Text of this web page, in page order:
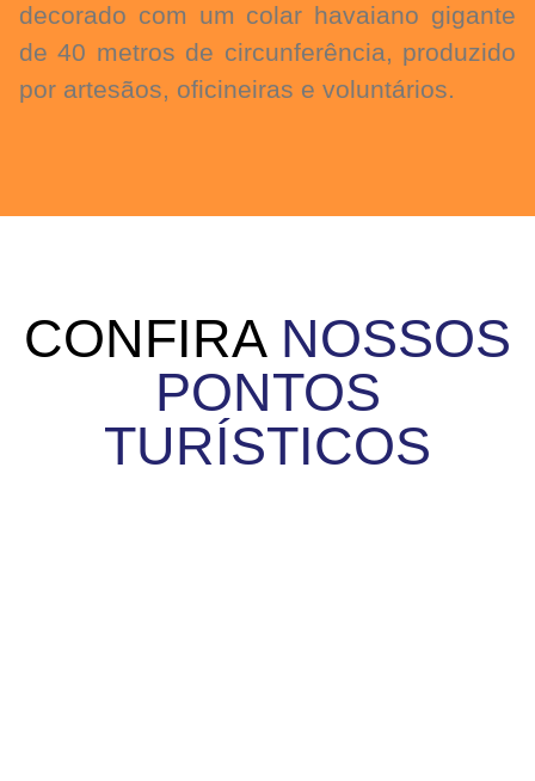
decorado com um colar havaiano gigante
de 40 metros de circunferência, produzido
por artesãos, oficineiras e voluntários.
CONFIRA NOSSOS
PONTOS
TURÍSTICOS